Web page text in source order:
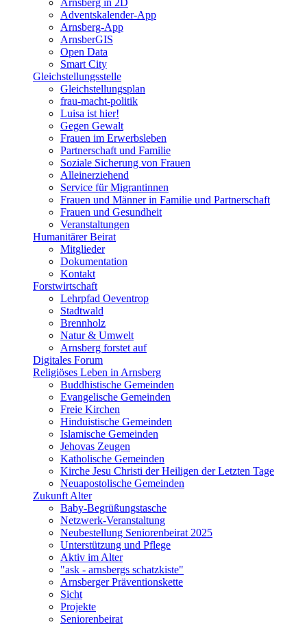
Arnsberg in 2D
Adventskalender-App
Arnsberg-App
ArnsberGIS
Open Data
Smart City
Gleichstellungsstelle
Gleichstellungsplan
frau-macht-politik
Luisa ist hier!
Gegen Gewalt
Frauen im Erwerbsleben
Partnerschaft und Familie
Soziale Sicherung von Frauen
Alleinerziehend
Service für Migrantinnen
Frauen und Männer in Familie und Partnerschaft
Frauen und Gesundheit
Veranstaltungen
Humanitärer Beirat
Mitglieder
Dokumentation
Kontakt
Forstwirtschaft
Lehrpfad Oeventrop
Stadtwald
Brennholz
Natur & Umwelt
Arnsberg forstet auf
Digitales Forum
Religiöses Leben in Arnsberg
Buddhistische Gemeinden
Evangelische Gemeinden
Freie Kirchen
Hinduistische Gemeinden
Islamische Gemeinden
Jehovas Zeugen
Katholische Gemeinden
Kirche Jesu Christi der Heiligen der Letzten Tage
Neuapostolische Gemeinden
Zukunft Alter
Baby-Begrüßungstasche
Netzwerk-Veranstaltung
Neubestellung Seniorenbeirat 2025
Unterstützung und Pflege
Aktiv im Alter
"ask - arnsbergs schatzkiste"
Arnsberger Präventionskette
Sicht
Projekte
Seniorenbeirat